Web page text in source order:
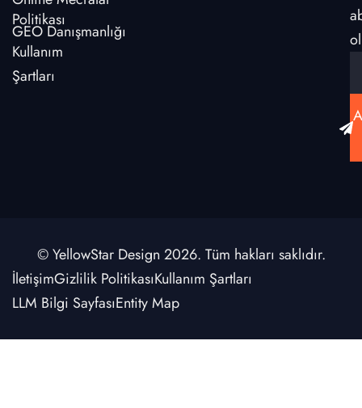
Politikası
Kullanım
Şartları
GEO Danışmanlığı
© YellowStar Design 2026. Tüm hakları saklıdır.
İletişimGizlilik PolitikasıKullanım Şartları
LLM Bilgi SayfasıEntity Map